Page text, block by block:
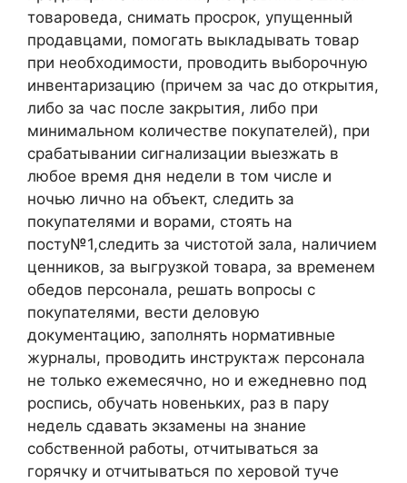
товароведа, снимать просрок, упущенный
продавцами, помогать выкладывать товар
при необходимости, проводить выборочную
инвентаризацию (причем за час до открытия,
либо за час после закрытия, либо при
минимальном количестве покупателей), при
срабатывании сигнализации выезжать в
любое время дня недели в том числе и
ночью лично на объект, следить за
покупателями и ворами, стоять на
посту№1,следить за чистотой зала, наличием
ценников, за выгрузкой товара, за временем
обедов персонала, решать вопросы с
покупателями, вести деловую
документацию, заполнять нормативные
журналы, проводить инструктаж персонала
не только ежемесячно, но и ежедневно под
роспись, обучать новеньких, раз в пару
недель сдавать экзамены на знание
собственной работы, отчитываться за
горячку и отчитываться по херовой туче